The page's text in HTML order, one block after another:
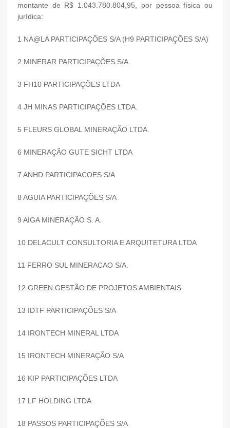
montante de R$ 1.043.780.804,95, por pessoa física ou
jurídica:
1 NA@LA PARTICIPAÇÕES S/A (H9 PARTICIPAÇÕES S/A)
2 MINERAR PARTICIPAÇÕES S/A
3 FH10 PARTICIPAÇÕES LTDA
4 JH MINAS PARTICIPAÇÕES LTDA.
5 FLEURS GLOBAL MINERAÇÃO LTDA.
6 MINERAÇÃO GUTE SICHT LTDA
7 ANHD PARTICIPACOES S/A
8 AGUIA PARTICIPAÇÕES S/A
9 AIGA MINERAÇÃO S. A.
10 DELACULT CONSULTORIA E ARQUITETURA LTDA
11 FERRO SUL MINERACAO S/A.
12 GREEN GESTÃO DE PROJETOS AMBIENTAIS
13 IDTF PARTICIPAÇÕES S/A
14 IRONTECH MINERAL LTDA
15 IRONTECH MINERAÇÃO S/A
16 KIP PARTICIPAÇÕES LTDA
17 LF HOLDING LTDA
18 PASSOS PARTICIPAÇÕES S/A